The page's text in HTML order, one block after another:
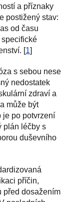
a příznaky
postižený stav:
od času
[1]
s sebou nese
nedostatek
zdraví a
může být
je po potvrzení
plán léčby s
duševního
příčin,
před dosažením